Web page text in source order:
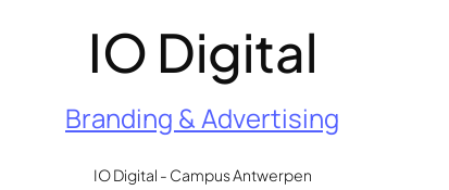
IO Digital
Branding & Advertising
IO Digital - Campus Antwerpen